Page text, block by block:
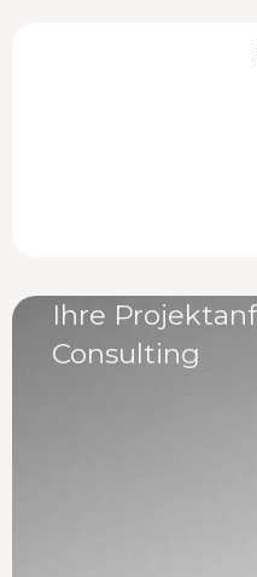
Ihre
Consulting